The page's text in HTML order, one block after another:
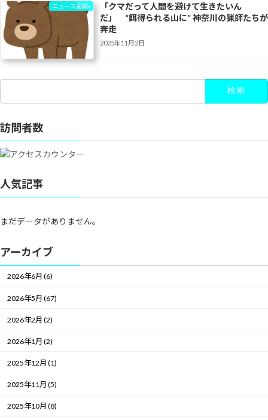
ニュース速報+
「クマだって人間を避けて生きたいん
だ」 “餌得られる山に” 神奈川の猟師たちが
奔走
2025年11月2日
訪問者数
人気記事
まだデータがありません。
アーカイブ
2026年6月 (6)
2026年5月 (67)
2026年2月 (2)
2026年1月 (2)
2025年12月 (1)
2025年11月 (5)
2025年10月 (8)